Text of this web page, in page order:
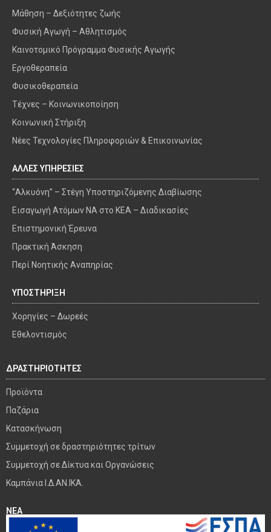
Μάθηση – Δεξιότητες ζωής
Φυσική Αγωγή – Αθλητισμός
Καινοτομικό Πρόγραμμα Φυσικής Αγωγής
Εργοθεραπεία
Φυσικοθεραπεία
Τέχνες – Κοινωνικοποίηση
Κοινωνική Στήριξη
Νέες Τεχνολογίες Πληροφοριών & Επικοινωνίας
ΑΛΛΕΣ ΥΠΗΡΕΣΙΕΣ
“Αλκυόνη” – Στέγη Υποστηριζόμενης Διαβίωσης
Εισαγωγή Ατόμων ΝΑ στο ΚΕΑ – Διαδικασίες
Επιστημονική Έρευνα
Πρακτική Άσκηση
Περί Νοητικής Αναπηρίας
ΥΠΟΣΤΗΡΙΞΗ
Χορηγίες – Δωρεές
Εθελοντισμός
ΔΡΑΣΤΗΡΙΟΤΗΤΕΣ
Προϊόντα
Παζάρια
Κατασκήνωση
Συμμετοχή σε δραστηριότητες τρίτων
Συμμετοχή σε Δίκτυα και Οργανώσεις
Καμπάνια Ι.Δ.ΑΝ.ΙΚΑ.
ΝΕΑ